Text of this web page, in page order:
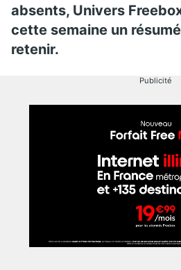
absents, Univers
cette semaine un
retenir.
Publicité